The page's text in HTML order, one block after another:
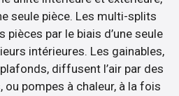
seule pièce. Les multi-splits
par le biais d’une seule
intérieures. Les gainables,
diffusent l’air par des
ou pompes à chaleur, à la fois